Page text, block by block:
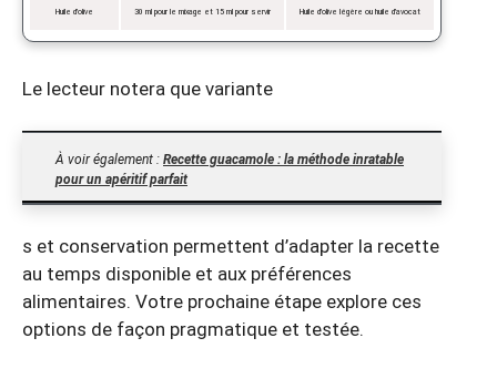
Huile d’olive 30 ml pour le mixage et 15 ml pour servir Huile d’olive légère ou huile d’avocat
Le lecteur notera que variante
À voir également : Recette guacamole : la méthode inratable
pour un apéritif parfait
s et conservation permettent d’adapter la recette
au temps disponible et aux préférences
alimentaires. Votre prochaine étape explore ces
options de façon pragmatique et testée.